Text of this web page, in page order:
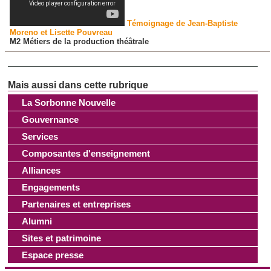
La Sorbonne Nouvelle
Gouvernance
Services
Composantes d'enseignement
Alliances
Engagements
Partenaires et entreprises
Alumni
Sites et patrimoine
Espace presse
Témoignage de Jean-Baptiste
Moreno et Lisette Pouvreau
M2 Métiers de la production théâtrale